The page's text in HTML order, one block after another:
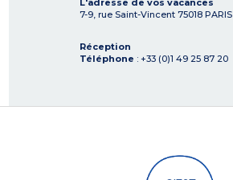
L'adresse de vos vacances
7-9, rue Saint-Vincent 75018 PARIS
Réception
Téléphone : +33 (0)1 49 25 87 20